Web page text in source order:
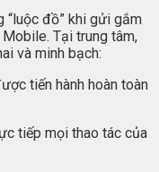
“luộc đồ” khi gửi gắm
Tại trung tâm,
và minh bạch:
tiến hành hoàn toàn
tiếp mọi thao tác của